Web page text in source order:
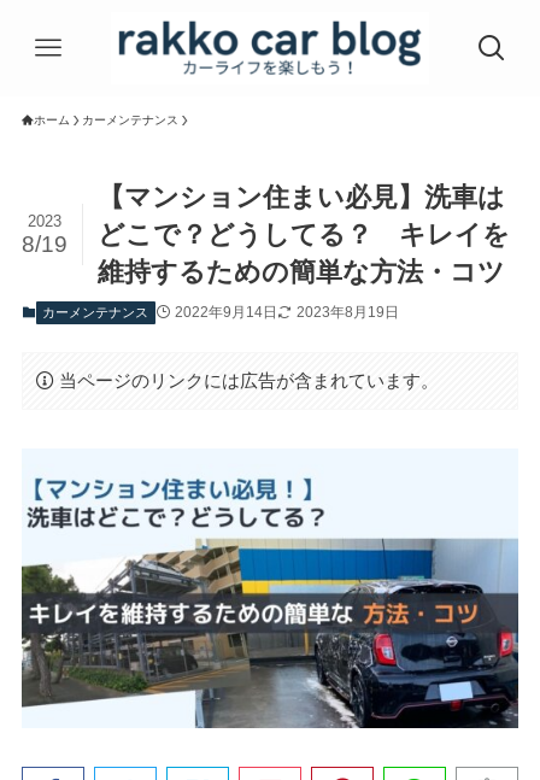
ホーム カーメンテナンス
【マンション住まい必見】洗車は
どこで？どうしてる？ キレイを
維持するための簡単な方法・コツ
2023
8/19
カーメンテナンス 2022年9月14日 2023年8月19日
当ページのリンクには広告が含まれています。